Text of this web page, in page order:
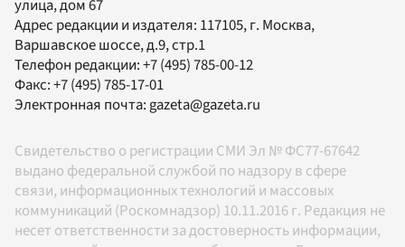
улица, дом 67
Адрес редакции и издателя: 117105, г. Москва,
Варшавское шоссе, д.9, стр.1
Телефон редакции:+7 (495) 785-00-12
Факс:+7 (495) 785-17-01
Электронная почта:gazeta@gazeta.ru
Свидетельство о регистрации СМИ Эл № ФС77-67642
выдано федеральной службой по надзору в сфере
связи, информационных технологий и массовых
коммуникаций (Роскомнадзор) 10.11.2016 г. Редакция не
несет ответственности за достоверность информации,